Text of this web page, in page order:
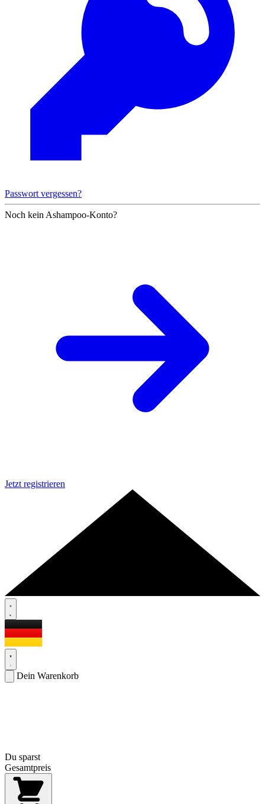
Passwort vergessen?
Noch kein Ashampoo-Konto?
Jetzt registrieren
Dein Warenkorb
Du sparst
Gesamtpreis